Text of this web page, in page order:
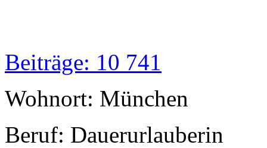
Beiträge: 10 741
Wohnort: München
Beruf: Dauerurlauberin